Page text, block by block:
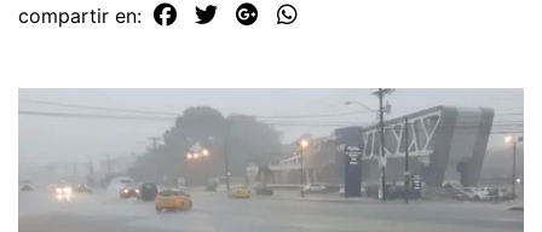
compartir en: